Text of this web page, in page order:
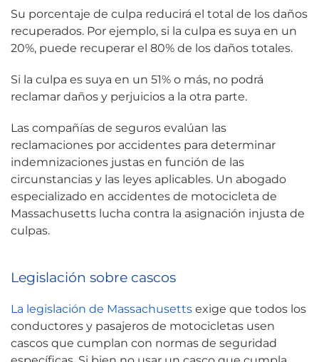
Su porcentaje de culpa reducirá el total de los daños
recuperados. Por ejemplo, si la culpa es suya en un
20%, puede recuperar el 80% de los daños totales.
Si la culpa es suya en un 51% o más, no podrá
reclamar daños y perjuicios a la otra parte.
Las compañías de seguros evalúan las
reclamaciones por accidentes para determinar
indemnizaciones justas en función de las
circunstancias y las leyes aplicables. Un abogado
especializado en accidentes de motocicleta de
Massachusetts lucha contra la asignación injusta de
culpas.
Legislación sobre cascos
La legislación de Massachusetts exige que todos los
conductores y pasajeros de motocicletas usen
cascos que cumplan con normas de seguridad